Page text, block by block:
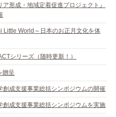
形成・地域定着促進プロジェクト』
Little World～日本のお正月文化を体
シリーズ（随時更新！）
贈呈
成支援事業総括シンポジウムの開催
成支援事業総括シンポジウムを実施